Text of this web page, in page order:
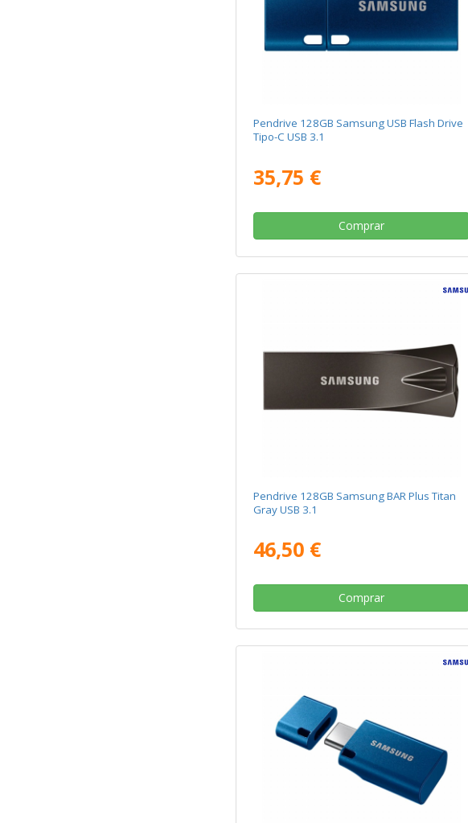
Pendrive 128GB Samsung USB Flash Drive
Tipo-C USB 3.1
35,75 €
Comprar
Pendrive 128GB Samsung BAR Plus Titan
Gray USB 3.1
46,50 €
Comprar